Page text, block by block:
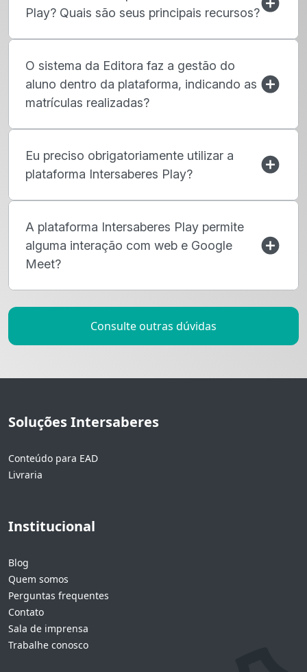
Play? Quais são seus principais recursos?
O sistema da Editora faz a gestão do
aluno dentro da plataforma, indicando as
matrículas realizadas?
Eu preciso obrigatoriamente utilizar a
plataforma Intersaberes Play?
A plataforma Intersaberes Play permite
alguma interação com web e Google
Meet?
Consulte outras dúvidas
Soluções Intersaberes
Conteúdo para EAD
Livraria
Institucional
Blog
Quem somos
Perguntas frequentes
Contato
Sala de imprensa
Trabalhe conosco